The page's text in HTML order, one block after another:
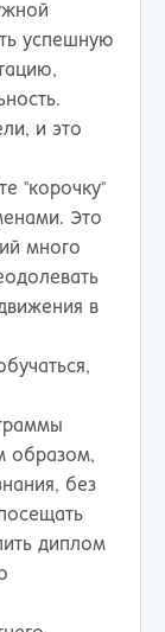
успешную
и это
"корочку"
Это
много
в
образом,
без
диплом